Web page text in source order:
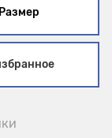
Размер